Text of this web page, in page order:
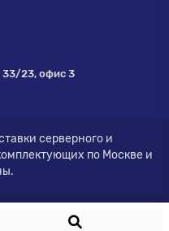
33/23, офис 3
серверного и
по Москве и